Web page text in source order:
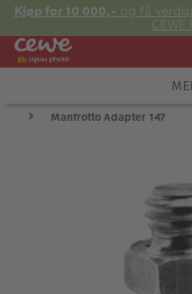
Kjøp for 10 000,- og få
CEWE
Fre:
KAMERAManfrotto Adapter 147